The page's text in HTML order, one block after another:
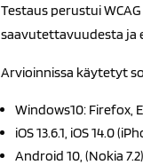
Testaus perustui
saavutettavuudesta ja
Arvioinnissa käytetyt
Windows10: Firefox,
iOS 13.6.1, iOS 14.0
Android 10, (Nokia